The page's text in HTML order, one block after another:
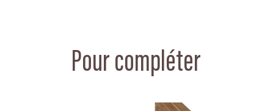
Pour compléter